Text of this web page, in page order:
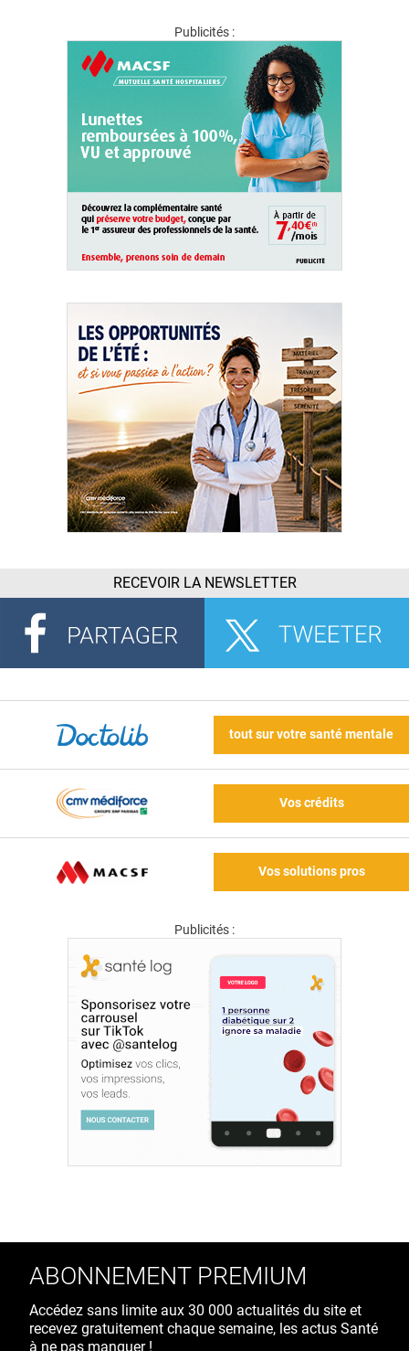
Publicités :
RECEVOIR LA NEWSLETTER
tout sur votre santé mentale
Vos crédits
Vos solutions pros
Publicités :
ABONNEMENT PREMIUM
Accédez sans limite aux 30 000 actualités du site et
recevez gratuitement chaque semaine, les actus Santé
à ne pas manquer !